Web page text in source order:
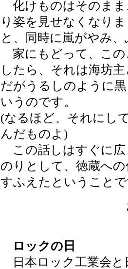
化けものはそのまま
り姿を見せなくなり
と、同時に嵐がやみ
家にもどって、この
したら、それは海坊
だがうるしのように
いうのです。
(なるほど、それにし
んだものよ)
この話しはすぐに広
のりとして、徳蔵へ
すふえたということ
ロックの日
日本ロック工業会と